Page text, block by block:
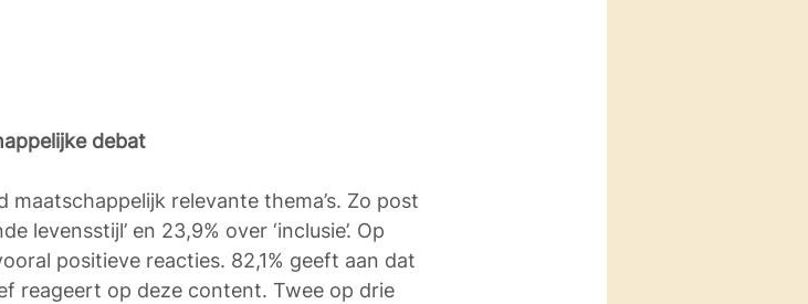
debat
relevante thema’s. Zo post
levensstijl’ en 23,9% over ‘inclusie’. Op
positieve reacties. 82,1% geeft aan dat
reageert op deze content. Twee op drie